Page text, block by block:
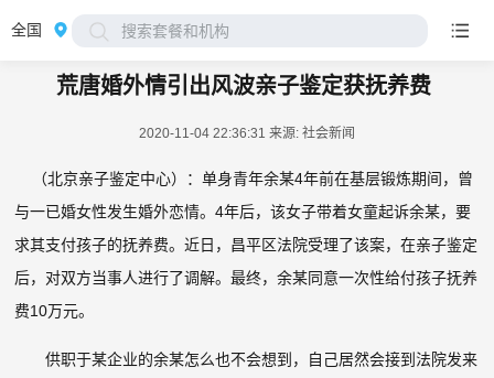
全国 搜索套餐和机构
荒唐婚外情引出风波亲子鉴定获抚养费
2020-11-04 22:36:31 来源: 社会新闻
（北京亲子鉴定中心）：单身青年余某4年前在基层锻炼期间，曾
与一已婚女性发生婚外恋情。4年后，该女子带着女童起诉余某，要
求其支付孩子的抚养费。近日，昌平区法院受理了该案，在亲子鉴定
后，对双方当事人进行了调解。最终，余某同意一次性给付孩子抚养
费10万元。
供职于某企业的余某怎么也不会想到，自己居然会接到法院发来